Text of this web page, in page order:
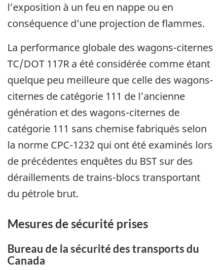
l’exposition à un feu en nappe ou en
conséquence d’une projection de flammes.
La performance globale des wagons-citernes
TC/DOT 117R a été considérée comme étant
quelque peu meilleure que celle des wagons-
citernes de catégorie 111 de l’ancienne
génération et des wagons-citernes de
catégorie 111 sans chemise fabriqués selon
la norme CPC-1232 qui ont été examinés lors
de précédentes enquêtes du BST sur des
déraillements de trains-blocs transportant
du pétrole brut.
Mesures de sécurité prises
Bureau de la sécurité des transports du
Canada